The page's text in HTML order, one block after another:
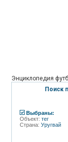
Энциклопедия
Поиск
Выбраны:
Объект: тег
Страна: Уругвай